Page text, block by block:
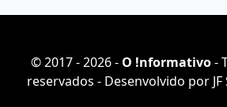
© 2017 - 2026 - O ǃnformativo-
reservados - Desenvolvido por